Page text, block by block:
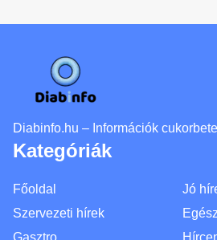
Diabinfo.hu – Információk
Kategóriák
Főoldal
Jó
Szervezeti hírek